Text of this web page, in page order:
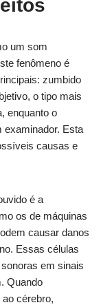
um som
fenômeno é
zumbido
o tipo mais
enquanto o
examinador. Esta
causas e
é a
os de máquinas
causar danos
Essas células
em sinais
Quando
cérebro,